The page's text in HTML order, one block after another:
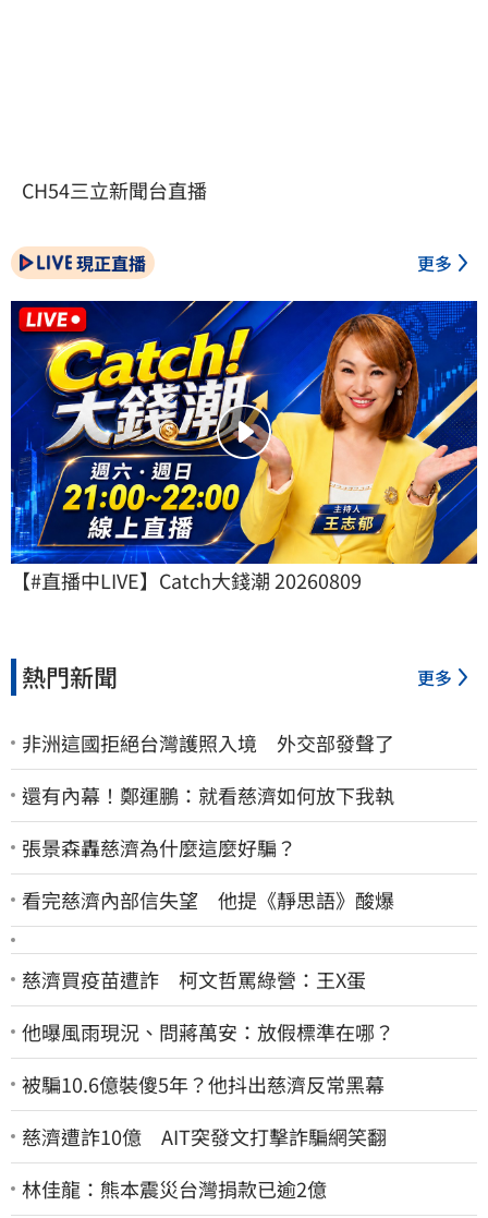
CH54三立新聞台直播
現正直播 更多
【#直播中LIVE】Catch大錢潮 20260809
熱門新聞 更多
非洲這國拒絕台灣護照入境 外交部發聲了
還有內幕！鄭運鵬：就看慈濟如何放下我執
張景森轟慈濟為什麼這麼好騙？
看完慈濟內部信失望 他提《靜思語》酸爆
慈濟買疫苗遭詐 柯文哲罵綠營：王X蛋
他曝風雨現況、問蔣萬安：放假標準在哪？
被騙10.6億裝傻5年？他抖出慈濟反常黑幕
慈濟遭詐10億 AIT突發文打擊詐騙網笑翻
林佳龍：熊本震災台灣捐款已逾2億